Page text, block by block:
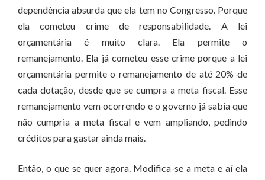
dependência absurda que ela tem no Congresso. Porque
ela cometeu crime de responsabilidade. A lei
orçamentária é muito clara. Ela permite o
remanejamento. Ela já cometeu esse crime porque a lei
orçamentária permite o remanejamento de até 20% de
cada dotação, desde que se cumpra a meta fiscal. Esse
remanejamento vem ocorrendo e o governo já sabia que
não cumpria a meta fiscal e vem ampliando, pedindo
créditos para gastar ainda mais.
Então, o que se quer agora. Modifica-se a meta e aí ela